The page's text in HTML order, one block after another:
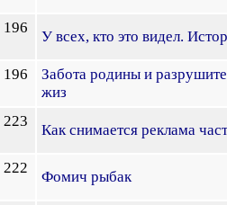
196
У всех, кто это видел.
196
Забота родины и
жиз
223
Как снимается реклама
222
Фомич рыбак